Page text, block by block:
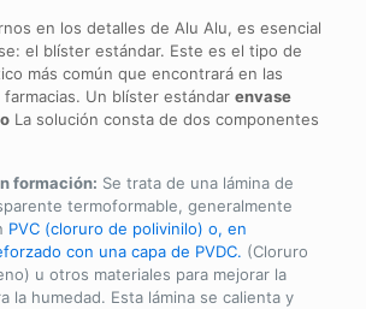
en los detalles de Alu Alu, es esencial
el blíster estándar. Este es el tipo de
más común que encontrará en las
Un blíster estándar envase
La solución consta de dos componentes
formación: Se trata de una lámina de
termoformable, generalmente
PVC (cloruro de polivinilo) o, en
con una capa de PVDC. (Cloruro
u otros materiales para mejorar la
la humedad. Esta lámina se calienta y